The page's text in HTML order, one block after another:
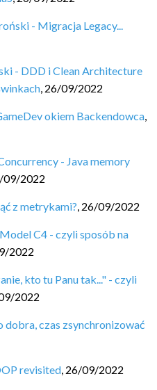
- Migracja Legacy...
- DDD i Clean Architecture
, 26/09/2022
okiem Backendowca,
- Java memory
09/2022
z metrykami?, 26/09/2022
C4 - czyli sposób na
2022
kto tu Panu tak..." - czyli
2022
czas zsynchronizować
revisited, 26/09/2022